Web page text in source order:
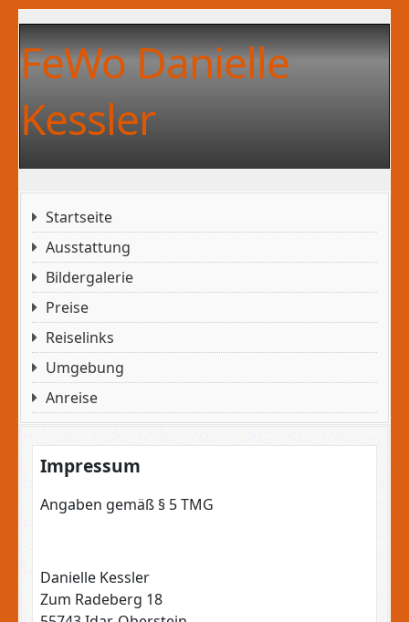
FeWo Danielle
Kessler
Startseite
Ausstattung
Bildergalerie
Preise
Reiselinks
Umgebung
Anreise
Impressum
Angaben gemäß § 5 TMG
Danielle Kessler
Zum Radeberg 18